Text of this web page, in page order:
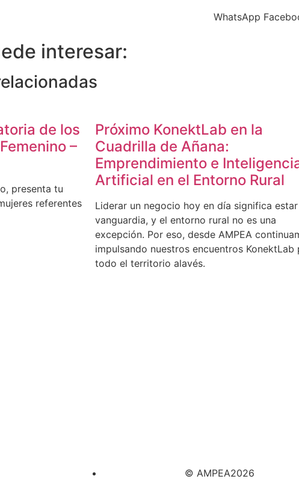
WhatsApp
interesar:
de los
–
presenta tu
referentes
Próximo KonektLab en la
Cuadrilla de Añana:
Emprendimiento e
Artificial en el Entorno Rural
Liderar un negocio hoy en día significa
vanguardia, y el entorno rural no es una
excepción. Por eso, desde AMPEA
impulsando nuestros encuentros KonektLab
todo el territorio alavés.
© AMPEA2026